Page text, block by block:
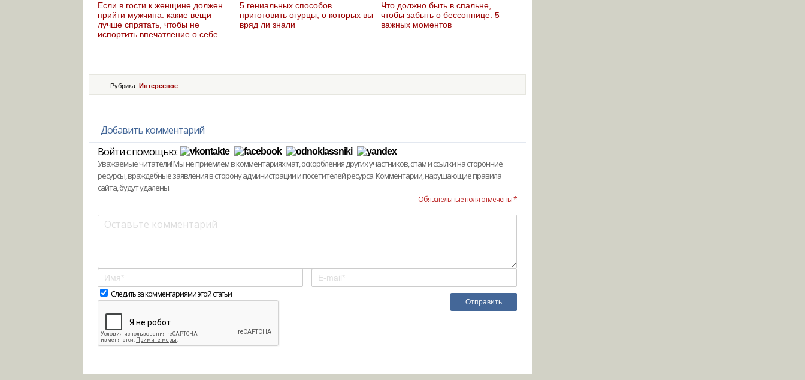
Если в гости к женщине должен
прийти мужчина: какие вещи
лучше спрятать, чтобы не
испортить впечатление о себе
5 гениальных способов
приготовить огурцы, о которых вы
вряд ли знали
Что должно быть в спальне,
чтобы забыть о бессоннице: 5
важных моментов
Рубрика: Интересное
Добавить комментарий
Войти с помощью:
Уважаемые читатели! Мы не приемлем в комментариях мат, оскорбления других участников, спам и ссылки на сторонние
ресурсы, враждебные заявления в сторону администрации и посетителей ресурса. Комментарии, нарушающие правила
сайта, будут удалены.
Обязательные поля отмечены *
Следить за комментариями этой статьи